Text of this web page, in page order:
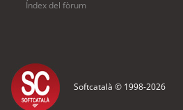
Índex del fòrum
Softcatalà © 1998-2026